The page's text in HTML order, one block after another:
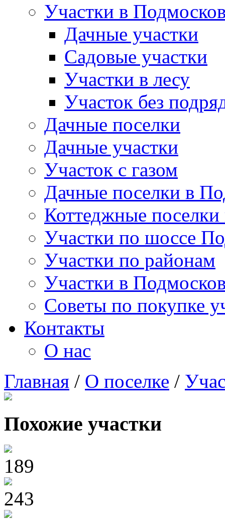
Участки в
Дачные участки
Садовые участки
Участки в лесу
Участок без
Дачные поселки
Дачные участки
Участок с газом
Дачные поселки в
Коттеджные
Участки по шоссе
Участки по районам
Участки в
Советы по покупке
Контакты
О нас
Главная / О поселке /
Похожие участки
189
243